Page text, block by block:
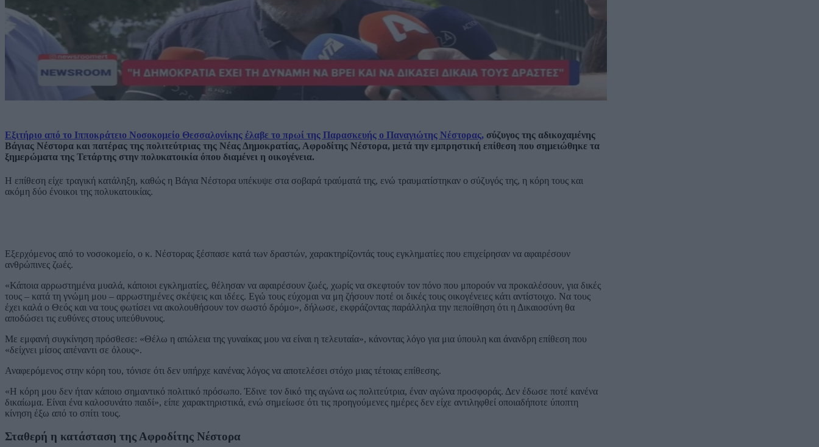
Εξιτήριο από το Ιπποκράτειο Νοσοκομείο Θεσσαλονίκης έλαβε το πρωί της Παρασκευής ο Παναγιώτης Νέστορας, σύζυγος της αδικοχαμένης
Βάγιας Νέστορα και πατέρας της πολιτεύτριας της Νέας Δημοκρατίας, Αφροδίτης Νέστορα, μετά την εμπρηστική επίθεση που σημειώθηκε τα
ξημερώματα της Τετάρτης στην πολυκατοικία όπου διαμένει η οικογένεια.
Η επίθεση είχε τραγική κατάληξη, καθώς η Βάγια Νέστορα υπέκυψε στα σοβαρά τραύματά της, ενώ τραυματίστηκαν ο σύζυγός της, η κόρη τους και
ακόμη δύο ένοικοι της πολυκατοικίας.
Εξερχόμενος από το νοσοκομείο, ο κ. Νέστορας ξέσπασε κατά των δραστών, χαρακτηρίζοντάς τους εγκληματίες που επιχείρησαν να αφαιρέσουν
ανθρώπινες ζωές.
«Κάποια αρρωστημένα μυαλά, κάποιοι εγκληματίες, θέλησαν να αφαιρέσουν ζωές, χωρίς να σκεφτούν τον πόνο που μπορούν να προκαλέσουν, για δικές
τους – κατά τη γνώμη μου – αρρωστημένες σκέψεις και ιδέες. Εγώ τους εύχομαι να μη ζήσουν ποτέ οι δικές τους οικογένειες κάτι αντίστοιχο. Να τους
έχει καλά ο Θεός και να τους φωτίσει να ακολουθήσουν τον σωστό δρόμο», δήλωσε, εκφράζοντας παράλληλα την πεποίθηση ότι η Δικαιοσύνη θα
αποδώσει τις ευθύνες στους υπεύθυνους.
Με εμφανή συγκίνηση πρόσθεσε: «Θέλω η απώλεια της γυναίκας μου να είναι η τελευταία», κάνοντας λόγο για μια ύπουλη και άνανδρη επίθεση που
«δείχνει μίσος απέναντι σε όλους».
Αναφερόμενος στην κόρη του, τόνισε ότι δεν υπήρχε κανένας λόγος να αποτελέσει στόχο μιας τέτοιας επίθεσης.
«Η κόρη μου δεν ήταν κάποιο σημαντικό πολιτικό πρόσωπο. Έδινε τον δικό της αγώνα ως πολιτεύτρια, έναν αγώνα προσφοράς. Δεν έδωσε ποτέ κανένα
δικαίωμα. Είναι ένα καλοσυνάτο παιδί», είπε χαρακτηριστικά, ενώ σημείωσε ότι τις προηγούμενες ημέρες δεν είχε αντιληφθεί οποιαδήποτε ύποπτη
κίνηση έξω από το σπίτι τους.
Σταθερή η κατάσταση της Αφροδίτης Νέστορα